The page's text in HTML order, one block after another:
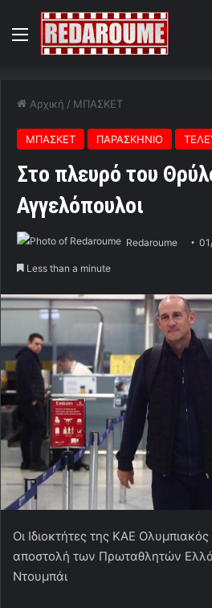
Menu
Αρχική / ΜΠΑΣΚΕΤ
ΜΠΑΣΚΕΤ ΠΑΡΑΣΚΗΝΙΟ
Στο πλευρό του
Αγγελόπουλοι
Redaroume
Less than a minute
Οι Ιδιοκτήτες της ΚΑΕ
αποστολή των Πρωταθλητών
Ντουμπάι